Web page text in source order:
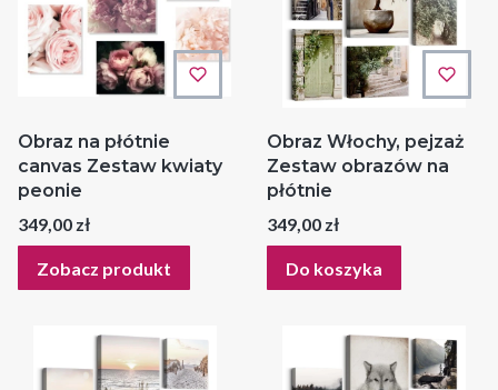
Obraz na płótnie
canvas Zestaw kwiaty
peonie
Cena
349,00 zł
Zobacz produkt
Obraz Włochy, pejzaż
Zestaw obrazów na
płótnie
Cena
349,00 zł
Do koszyka